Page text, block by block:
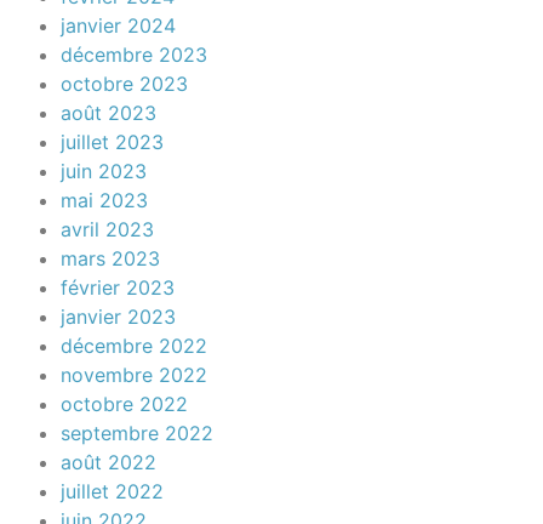
janvier 2024
décembre 2023
octobre 2023
août 2023
juillet 2023
juin 2023
mai 2023
avril 2023
mars 2023
février 2023
janvier 2023
décembre 2022
novembre 2022
octobre 2022
septembre 2022
août 2022
juillet 2022